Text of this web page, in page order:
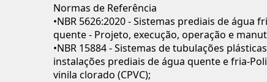
Normas de Referência
•NBR 5626:2020 - Sistemas prediais de água
quente - Projeto, execução, operação e
•NBR 15884 - Sistemas de tubulações
instalações prediais de água quente e fria-
vinila clorado (CPVC);